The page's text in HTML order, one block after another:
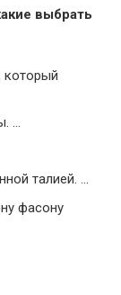
выбрать
который
…
талией. …
фасону